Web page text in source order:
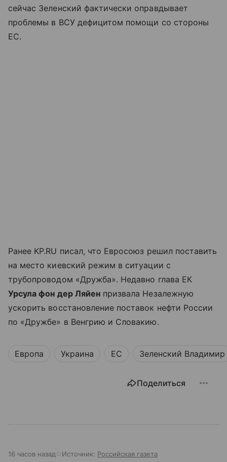
сейчас Зеленский фактически оправдывает
проблемы в ВСУ дефицитом помощи со стороны
ЕС.
Ранее KP.RU писал, что Евросоюз решил поставить
на место киевский режим в ситуации с
трубопроводом «Дружба». Недавно глава ЕК
Урсула фон дер Ляйенпризвала Незалежную
ускорить восстановление поставок нефти России
по «Дружбе» в Венгрию и Словакию.
Европа Украина ЕС Зеленский Владимир
Поделиться
16 часов назад Источник: Российская газета